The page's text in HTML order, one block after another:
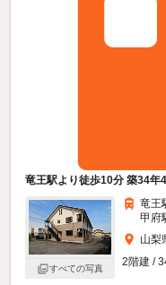
竜王駅より徒歩10分 築34年
すべての写真
竜王
甲府
山梨
2階建 /